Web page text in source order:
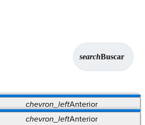
searchBuscar
chevron_leftAnterior
chevron_leftAnterior